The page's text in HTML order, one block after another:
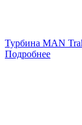
Турбина MAN
Подробнее